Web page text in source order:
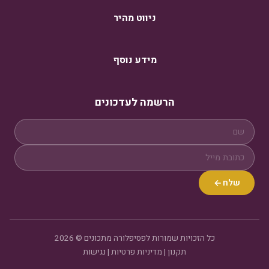
ניווט מהיר
מידע נוסף
הרשמה לעדכונים
שלח
כל הזכויות שמורות לפסיפלורה מתכונים © 2026
תקנון | מדיניות פרטיות | נגישות